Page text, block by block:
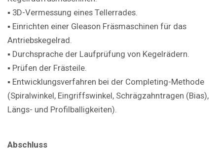
▪ 3D-Vermessung eines Tellerrades.
▪ Einrichten einer Gleason Fräsmaschinen für das
Antriebskegelrad.
▪ Durchsprache der Laufprüfung von Kegelrädern.
▪ Prüfen der Frästeile.
▪ Entwicklungsverfahren bei der Completing-Methode
(Spiralwinkel, Eingriffswinkel, Schrägzahntragen (Bias),
Längs- und Profilballigkeiten).
Abschluss